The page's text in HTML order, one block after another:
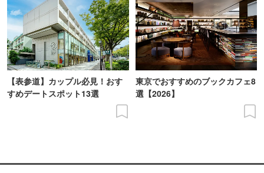
【表参道】カップル必見！おす
すめデートスポット13選
東京でおすすめのブックカフェ8
選【2026】